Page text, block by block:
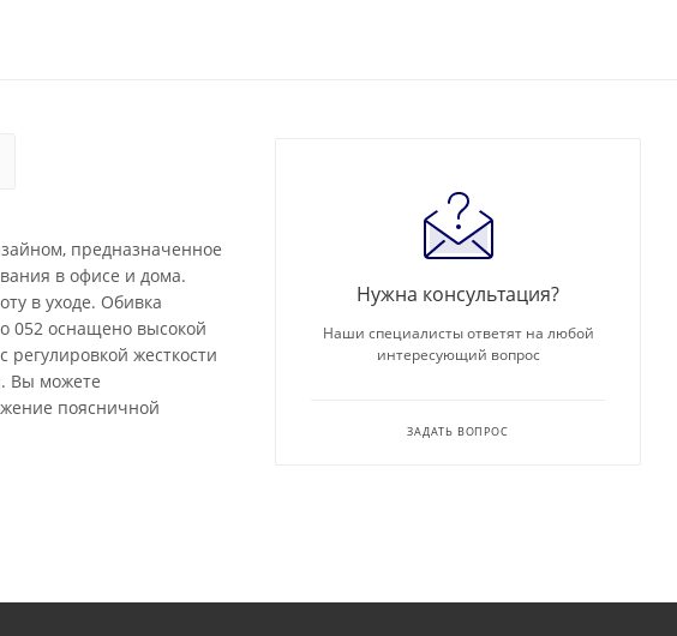
предназначенное
в офисе и дома.
в уходе. Обивка
052 оснащено высокой
жесткости
Вы можете
поясничной
Нужна консультация?
Наши специалисты ответят на любой
интересующий вопрос
ЗАДАТЬ ВОПРОС